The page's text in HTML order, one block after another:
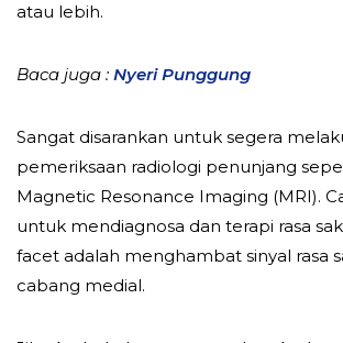
atau lebih.
Baca juga : Nyeri Punggung
Sangat disarankan untuk segera
pemeriksaan radiologi penunjang
Magnetic Resonance Imaging (MRI).
untuk mendiagnosa dan terapi rasa
facet adalah menghambat sinyal rasa
cabang medial.